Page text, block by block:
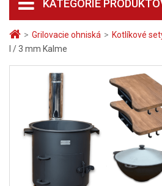
> Grilovacie ohniská > Kotlíkové
l / 3 mm Kalme
KATEGÓRIE